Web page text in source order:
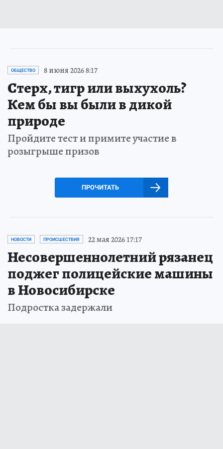
ОБЩЕСТВО 8 июня 2026 8:17
Стерх, тигр или выхухоль?
Кем бы вы были в дикой
природе
Пройдите тест и примите участие в
розыгрыше призов
ПРОЧИТАТЬ
НОВОСТИ ПРОИСШЕСТВИЯ 22 мая 2026 17:17
Несовершеннолетний рязанец
поджег полицейские машины
в Новосибирске
Подростка задержали